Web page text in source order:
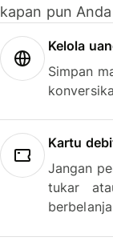
kapan pun
Kelola
Simpan
Kartu
Jangan
tukar